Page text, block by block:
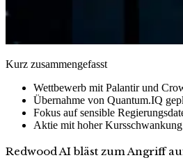
Kurz zusammengefasst
Wettbewerb mit Palantir und
Übernahme von Quantum.IQ
Fokus auf sensible
Aktie mit hoher Kursschwankung
Redwood AI bläst zum Angriff